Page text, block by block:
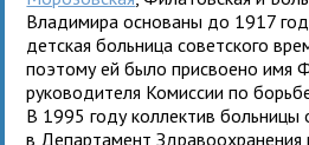
Владимира основаны до 1917
детская больница советского
поэтому ей было присвоено имя
руководителя Комиссии по
В 1995 году коллектив больницы
в Департамент